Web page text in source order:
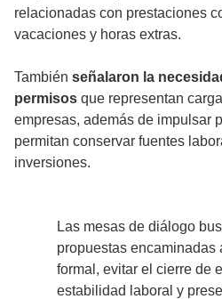
relacionadas con prestaciones
vacaciones y horas extras.
También señalaron la
permisos que representan
empresas, además de impulsar
permitan conservar fuentes
inversiones.
Las mesas de diálogo
propuestas encaminadas
formal, evitar el cierre de
estabilidad laboral y